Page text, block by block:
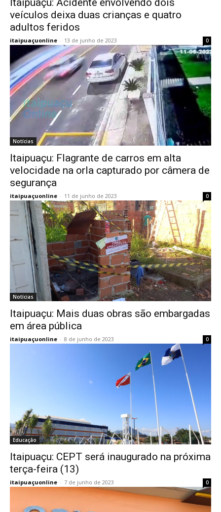
Itaipuaçu: Acidente envolvendo dois
veículos deixa duas crianças e quatro
adultos feridos
itaipuaçuonline - 13 de junho de 2023 0
Notícias
Itaipuaçu: Flagrante de carros em alta
velocidade na orla capturado por câmera de
segurança
itaipuaçuonline - 11 de junho de 2023 0
Notícias
Itaipuaçu: Mais duas obras são embargadas
em área pública
itaipuaçuonline - 8 de junho de 2023 0
Educação
Itaipuaçu: CEPT será inaugurado na próxima
terça-feira (13)
itaipuaçuonline - 7 de junho de 2023 0